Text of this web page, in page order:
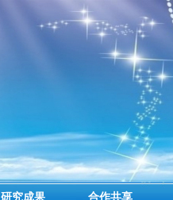
研究成果 合作共享